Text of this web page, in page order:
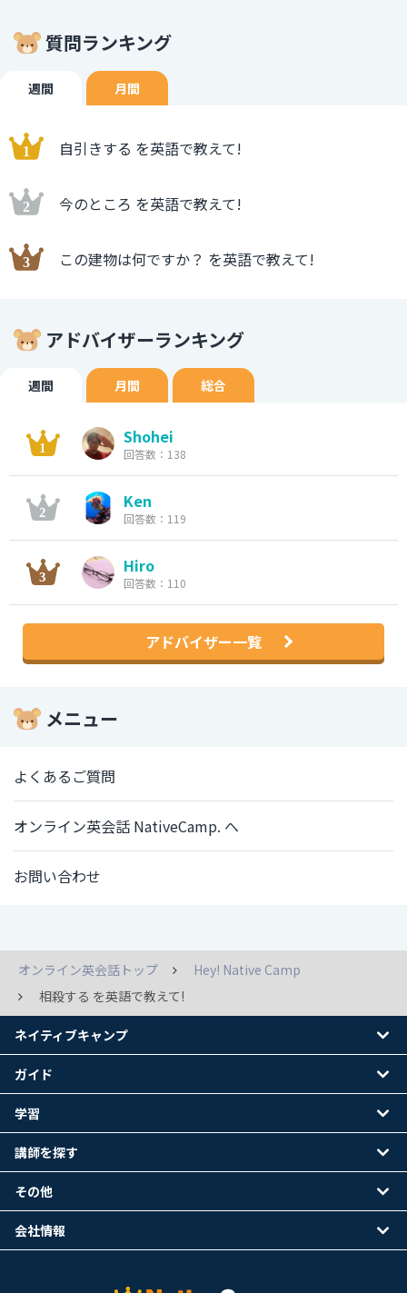
質問ランキング
週間 月間
自引きする を英語で教えて!
今のところ を英語で教えて!
この建物は何ですか？ を英語で教えて!
アドバイザーランキング
週間 月間 総合
Shohei
回答数：138
Ken
回答数：119
Hiro
回答数：110
アドバイザー一覧
メニュー
よくあるご質問
オンライン英会話 NativeCamp. へ
お問い合わせ
オンライン英会話トップ
Hey! Native Camp
相殺する を英語で教えて!
ネイティブキャンプ
ガイド
学習
講師を探す
その他
会社情報